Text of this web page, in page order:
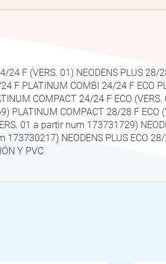
F (VERS. 01) NEODENS PLUS 28/
F PLATINUM COMBI 24/24 F ECO
COMPACT 24/24 F ECO
COMPACT 28/28 F ECO
01 a partir num 173731729)
173730217) NEODENS PLUS ECO
Y PVC